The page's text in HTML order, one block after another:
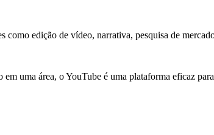
edição de vídeo, narrativa, pesquisa de
em uma área, o YouTube é uma plataforma eficaz